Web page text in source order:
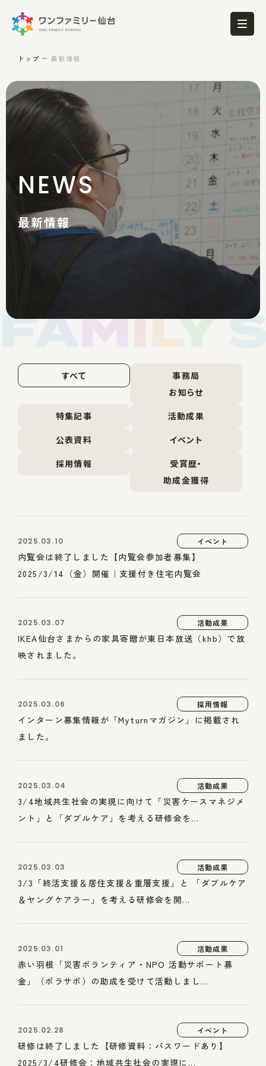
トップ 最新情報
NEWS
最新情報
すべて
事務局
お知らせ
特集記事
活動成果
公表資料
イベント
採用情報
受賞歴・
助成金獲得
2025.03.10 イベント
内覧会は終了しました【内覧会参加者募集】
2025/3/14（金）開催｜支援付き住宅内覧会
2025.03.07 活動成果
IKEA仙台さまからの家具寄贈が東日本放送（khb）で放
映されました。
2025.03.06 採用情報
インターン募集情報が「Myturnマガジン」に掲載され
ました。
2025.03.04 活動成果
3/4地域共生社会の実現に向けて「災害ケースマネジメ
ント」と「ダブルケア」を考える研修会を...
2025.03.03 活動成果
3/3「終活支援＆居住支援＆重層支援」と 「ダブルケア
＆ヤングケアラー」を考える研修会を開...
2025.03.01 活動成果
赤い羽根「災害ボランティア・NPO 活動サポート募
金」（ボラサポ）の助成を受けて活動しまし...
2025.02.28 イベント
研修は終了しました【研修資料：パスワードあり】
2025/3/4研修会：地域共生社会の実現に...